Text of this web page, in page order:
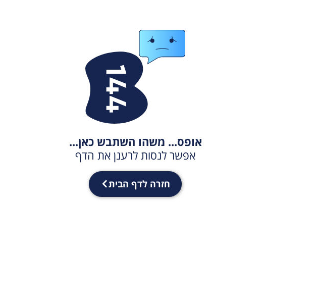
אופס... משהו השתבש כאן...
אפשר לנסות לרענן את הדף
חזרה לדף הבית